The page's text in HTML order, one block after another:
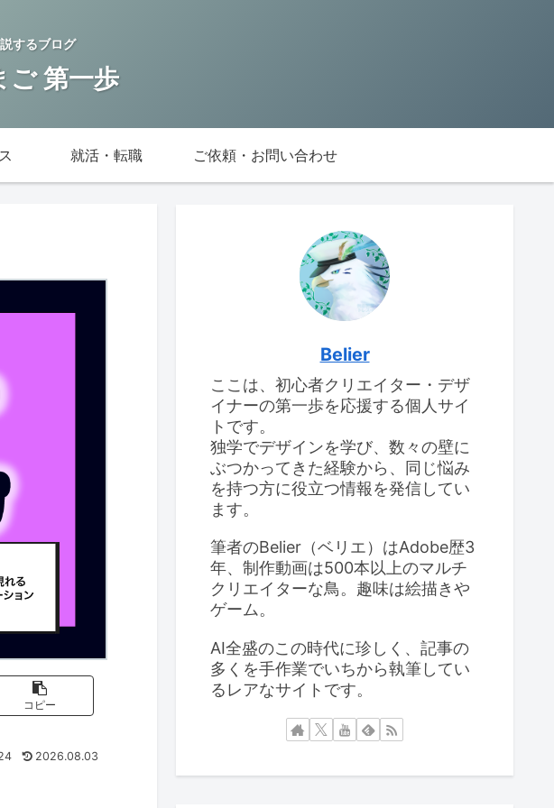
するブログ
ご 第一歩
就活・転職 ご依頼・お問い合わせ
コピー
2026.08.03
Belier
ここは、初心者クリエイター・デザ
イナーの第一歩を応援する個人サイ
トです。
独学でデザインを学び、数々の壁に
ぶつかってきた経験から、同じ悩み
を持つ方に役立つ情報を発信してい
ます。
筆者のBelier（ベリエ）はAdobe歴3
年、制作動画は500本以上のマルチ
クリエイターな鳥。趣味は絵描きや
ゲーム。
AI全盛のこの時代に珍しく、記事の
多くを手作業でいちから執筆してい
るレアなサイトです。